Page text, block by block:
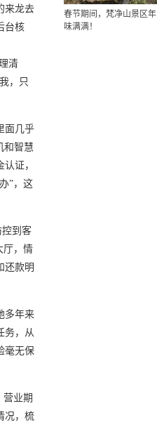
来龙去
台核
，只
面几乎
和智慧
证，
”，这
控到客
厅，情
还款明
多年来
务，从
毫无保
营业期
况，梳
春节期间，梵净山景区年
味满满！